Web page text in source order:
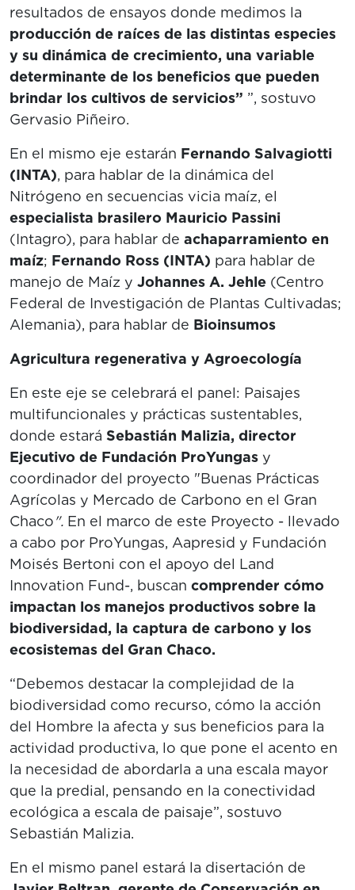
resultados de ensayos donde medimos la
producción de raíces de las distintas especies
y su dinámica de crecimiento, una variable
determinante de los beneficios que pueden
brindar los cultivos de servicios” ”, sostuvo
Gervasio Piñeiro.
En el mismo eje estarán Fernando Salvagiotti
(INTA), para hablar de la dinámica del
Nitrógeno en secuencias vicia maíz, el
especialista brasilero Mauricio Passini
(Intagro), para hablar de achaparramiento en
maíz; Fernando Ross (INTA) para hablar de
manejo de Maíz y Johannes A. Jehle (Centro
Federal de Investigación de Plantas Cultivadas;
Alemania), para hablar de Bioinsumos
Agricultura regenerativa y Agroecología
En este eje se celebrará el panel: Paisajes
multifuncionales y prácticas sustentables,
donde estará Sebastián Malizia, director
Ejecutivo de Fundación ProYungas y
coordinador del proyecto "Buenas Prácticas
Agrícolas y Mercado de Carbono en el Gran
Chaco". En el marco de este Proyecto - llevado
a cabo por ProYungas, Aapresid y Fundación
Moisés Bertoni con el apoyo del Land
Innovation Fund-, buscan comprender cómo
impactan los manejos productivos sobre la
biodiversidad, la captura de carbono y los
ecosistemas del Gran Chaco.
“Debemos destacar la complejidad de la
biodiversidad como recurso, cómo la acción
del Hombre la afecta y sus beneficios para la
actividad productiva, lo que pone el acento en
la necesidad de abordarla a una escala mayor
que la predial, pensando en la conectividad
ecológica a escala de paisaje”, sostuvo
Sebastián Malizia.
En el mismo panel estará la disertación de